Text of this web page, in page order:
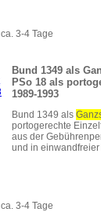
ca. 3-4 Tage
Bund 1349 als
PSo 18 als
1989-1993
Bund 1349 als
portogerechte
aus der
und in
ca. 3-4 Tage